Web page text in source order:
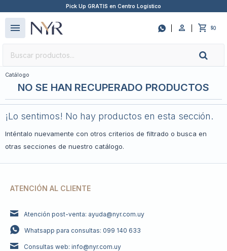
Pick Up GRATIS en Centro Logístico
 $0
menu
Catálogo
NO SE HAN RECUPERADO PRODUCTOS
¡Lo sentimos! No hay productos en esta sección.
Inténtalo nuevamente con otros criterios de filtrado o busca en
otras secciones de nuestro catálogo.
ATENCIÓN AL CLIENTE
Atención post-venta: ayuda@nyr.com.uy
Whatsapp para consultas: 099 140 633
Consultas web: info@nyr.com.uy
close